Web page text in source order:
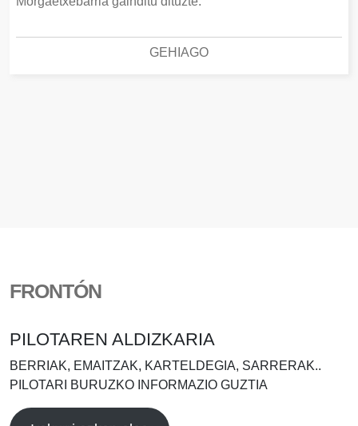
GEHIAGO
FRONTÓN
PILOTAREN ALDIZKARIA
BERRIAK, EMAITZAK, KARTELDEGIA, SARRERAK..
PILOTARI BURUZKO INFORMAZIO GUZTIA